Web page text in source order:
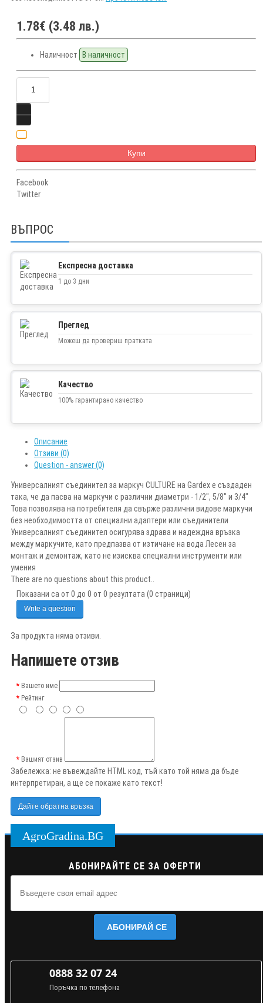
1.78€ (3.48 лв.)
Наличност В наличност
Купи
Facebook
Twitter
ВЪПРОС
Експресна доставка
1 до 3 дни
Преглед
Можеш да провериш пратката
Качество
100% гарантирано качество
Описание
Отзиви (0)
Question - answer (0)
Универсалният съединител за маркуч CULTURE на Gardex е създаден
така, че да пасва на маркучи с различни диаметри - 1/2", 5/8" и 3/4"
Това позволява на потребителя да свърже различни видове маркучи
без необходимостта от специални адаптери или съединители
Универсалният съединител осигурява здрава и надеждна връзка
между маркучите, като предпазва от изтичане на вода Лесен за
монтаж и демонтаж, като не изисква специални инструменти или
умения
There are no questions about this product..
Показани са от 0 до 0 от 0 резултата (0 страници)
Write a question
За продукта няма отзиви.
Напишете отзив
Вашето име
Рейтинг
Вашият отзив
Забележка: не въвеждайте HTML код, тъй като той няма да бъде
интерпретиран, а ще се покаже като текст!
Дайте обратна връзка
AgroGradina.BG
АБОНИРАЙТЕ СЕ ЗА ОФЕРТИ
АБОНИРАЙ СЕ
0888 32 07 24
Поръчка по телефона